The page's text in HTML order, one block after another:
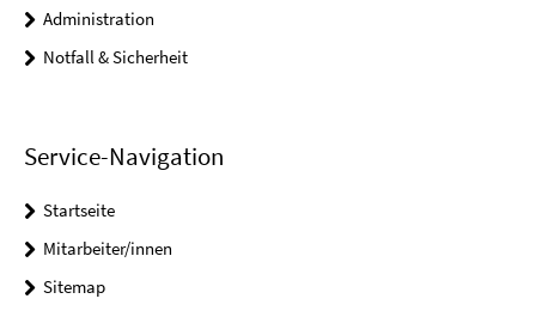
Administration
Notfall & Sicherheit
Service-Navigation
Startseite
Mitarbeiter/innen
Sitemap